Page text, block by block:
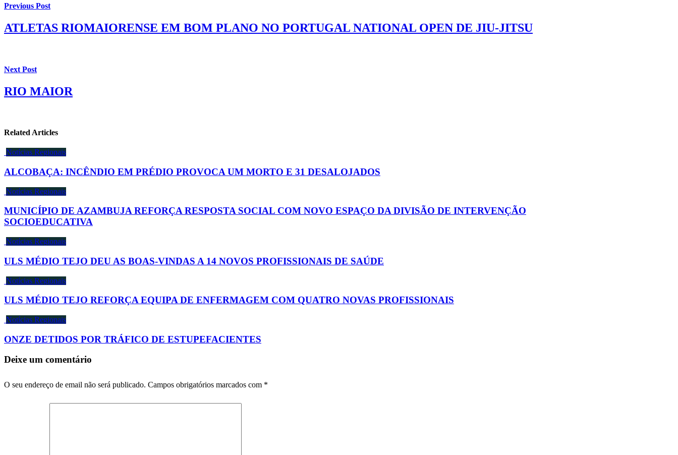
Previous Post
ATLETAS RIOMAIORENSE EM BOM PLANO NO PORTUGAL NATIONAL OPEN DE JIU-JITSU
Next Post
RIO MAIOR
Related Articles
Notícias Regionais
ALCOBAÇA: INCÊNDIO EM PRÉDIO PROVOCA UM MORTO E 31 DESALOJADOS
Notícias Regionais
MUNICÍPIO DE AZAMBUJA REFORÇA RESPOSTA SOCIAL COM NOVO ESPAÇO DA DIVISÃO DE INTERVENÇÃO
SOCIOEDUCATIVA
Notícias Regionais
ULS MÉDIO TEJO DEU AS BOAS-VINDAS A 14 NOVOS PROFISSIONAIS DE SAÚDE
Notícias Regionais
ULS MÉDIO TEJO REFORÇA EQUIPA DE ENFERMAGEM COM QUATRO NOVAS PROFISSIONAIS
Notícias Regionais
ONZE DETIDOS POR TRÁFICO DE ESTUPEFACIENTES
Deixe um comentário
O seu endereço de email não será publicado. Campos obrigatórios marcados com *